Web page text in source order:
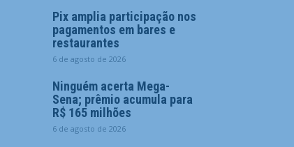
Pix amplia participação nos
pagamentos em bares e
restaurantes
6 de agosto de 2026
Ninguém acerta Mega-
Sena; prêmio acumula para
R$ 165 milhões
6 de agosto de 2026